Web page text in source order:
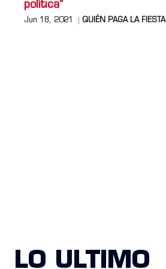
política”
Jun 18, 2021 QUIÉN PAGA LA FIESTA
LO ULTIMO